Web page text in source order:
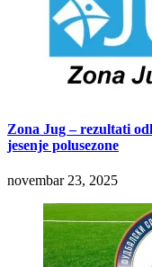
Zona Jug – rezultati
jesenje polusezone
novembar 23, 2025